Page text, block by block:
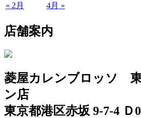
« 2月 4月 »
店舗案内
菱屋カレンブロッソ
ン店
東京都港区赤坂 9-7-4 Ｄ